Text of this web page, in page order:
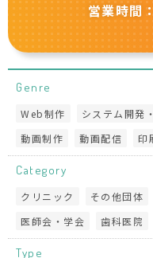
営業時間
Genre
Web制作 システム開発
動画制作
動画配信 印
Category
クリニック その他団体
医師会・学会
歯科医院
Type